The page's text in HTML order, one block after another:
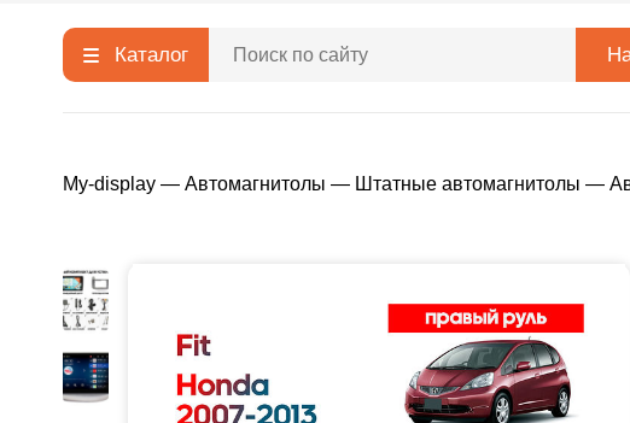
Каталог
My-display — Автомагнитолы — Штатные автомагнитолы —